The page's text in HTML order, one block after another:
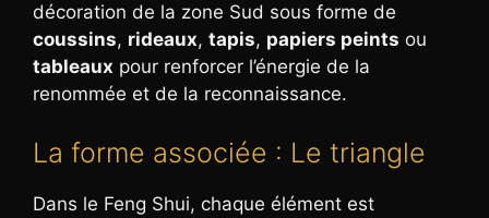
décoration de la zone Sud sous forme de
coussins, rideaux, tapis, papiers peints ou
tableaux pour renforcer l’énergie de la
renommée et de la reconnaissance.
La forme associée : Le triangle
Dans le Feng Shui, chaque élément est